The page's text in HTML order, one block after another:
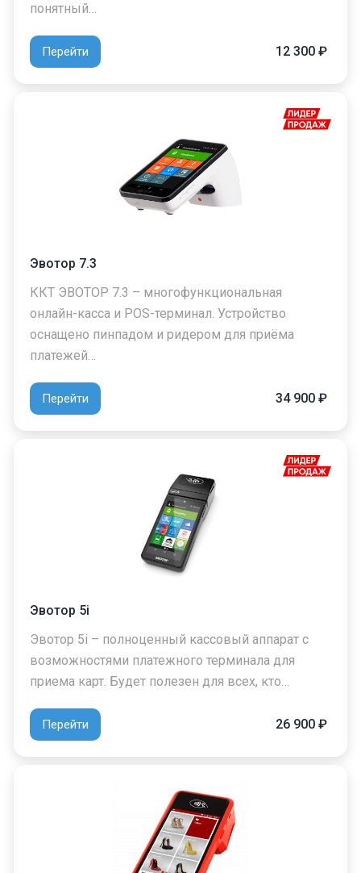
понятный…
Перейти 12 300 ₽
Эвотор 7.3
ККТ ЭВОТОР 7.3 – многофункциональная
онлайн-касса и POS-терминал. Устройство
оснащено пинпадом и ридером для приёма
платежей…
Перейти 34 900 ₽
Эвотор 5i
Эвотор 5i – полноценный кассовый аппарат с
возможностями платежного терминала для
приема карт. Будет полезен для всех, кто…
Перейти 26 900 ₽